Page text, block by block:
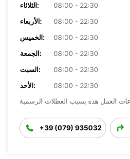
الثلاثاء:
08:00 - 22:30
الأربعاء:
08:00 - 22:30
الخميس:
08:00 - 22:30
الجمعة:
08:00 - 22:30
السبت:
08:00 - 22:30
الأحد:
08:00 - 22:30
+39 (079) 935032